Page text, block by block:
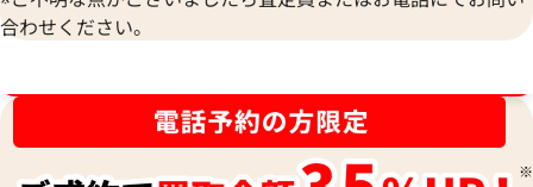
合わせください。